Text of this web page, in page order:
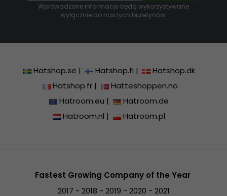
Wprowadzone informacje będą wykorzystywane
wyłącznie do naszych biuletynów.
Hatshop.se | Hatshop.fi |
Hatshop.dk
Hatshop.fr|
Hatteshoppen.no
Hatroom.eu |
Hatroom.de
Hatroom.nl | Hatroom.pl
Fastest Growing Company of the Year
2017 - 2018 - 2019 - 2020 - 2021